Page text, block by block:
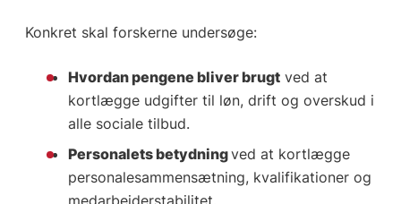
Konkret skal forskerne undersøge:
Hvordan pengene bliver brugt ved at
kortlægge udgifter til løn, drift og overskud i
alle sociale tilbud.
Personalets betydningved at kortlægge
personalesammensætning, kvalifikationer og